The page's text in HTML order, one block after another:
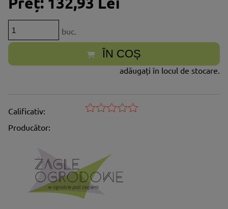
buc.
ÎN COȘ
adăugați în locul de stocare.
Calificativ:
Producător: